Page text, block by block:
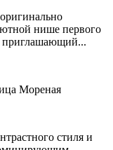
нише первого
приглашающий...
Мореная
стиля и